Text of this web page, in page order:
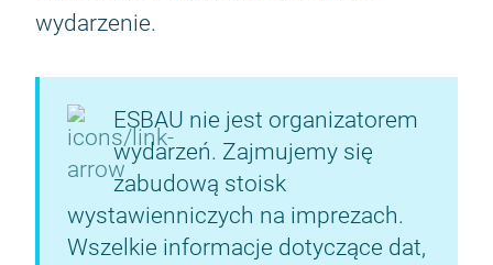
wydarzenie.
ESBAU nie jest organizatorem
wydarzeń. Zajmujemy się
zabudową stoisk
wystawienniczych na imprezach.
Wszelkie informacje dotyczące dat,